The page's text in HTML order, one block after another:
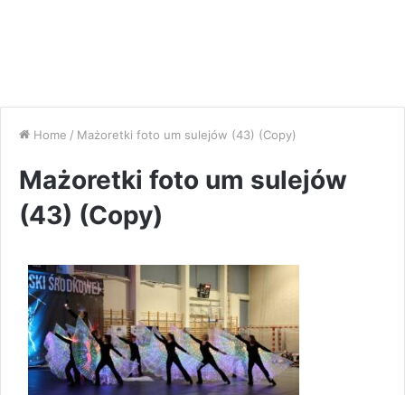
Home / Mażoretki foto um sulejów (43) (Copy)
Mażoretki foto um sulejów
(43) (Copy)